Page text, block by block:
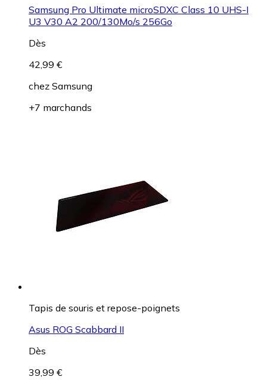
Samsung Pro Ultimate microSDXC Class 10 UHS-I
U3 V30 A2 200/130Mo/s 256Go
Dès
42,99 €
chez Samsung
+7 marchands
Tapis de souris et repose-poignets
Asus ROG Scabbard II
Dès
39,99 €